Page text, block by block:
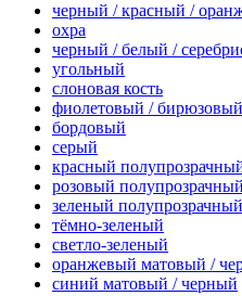
черный / красный /
охра
черный / белый /
угольный
слоновая кость
фиолетовый / бирюзовый
бордовый
серый
красный
розовый полупрозрачный
зеленый полупрозрачный
тёмно-зеленый
светло-зеленый
оранжевый матовый /
синий матовый / черный